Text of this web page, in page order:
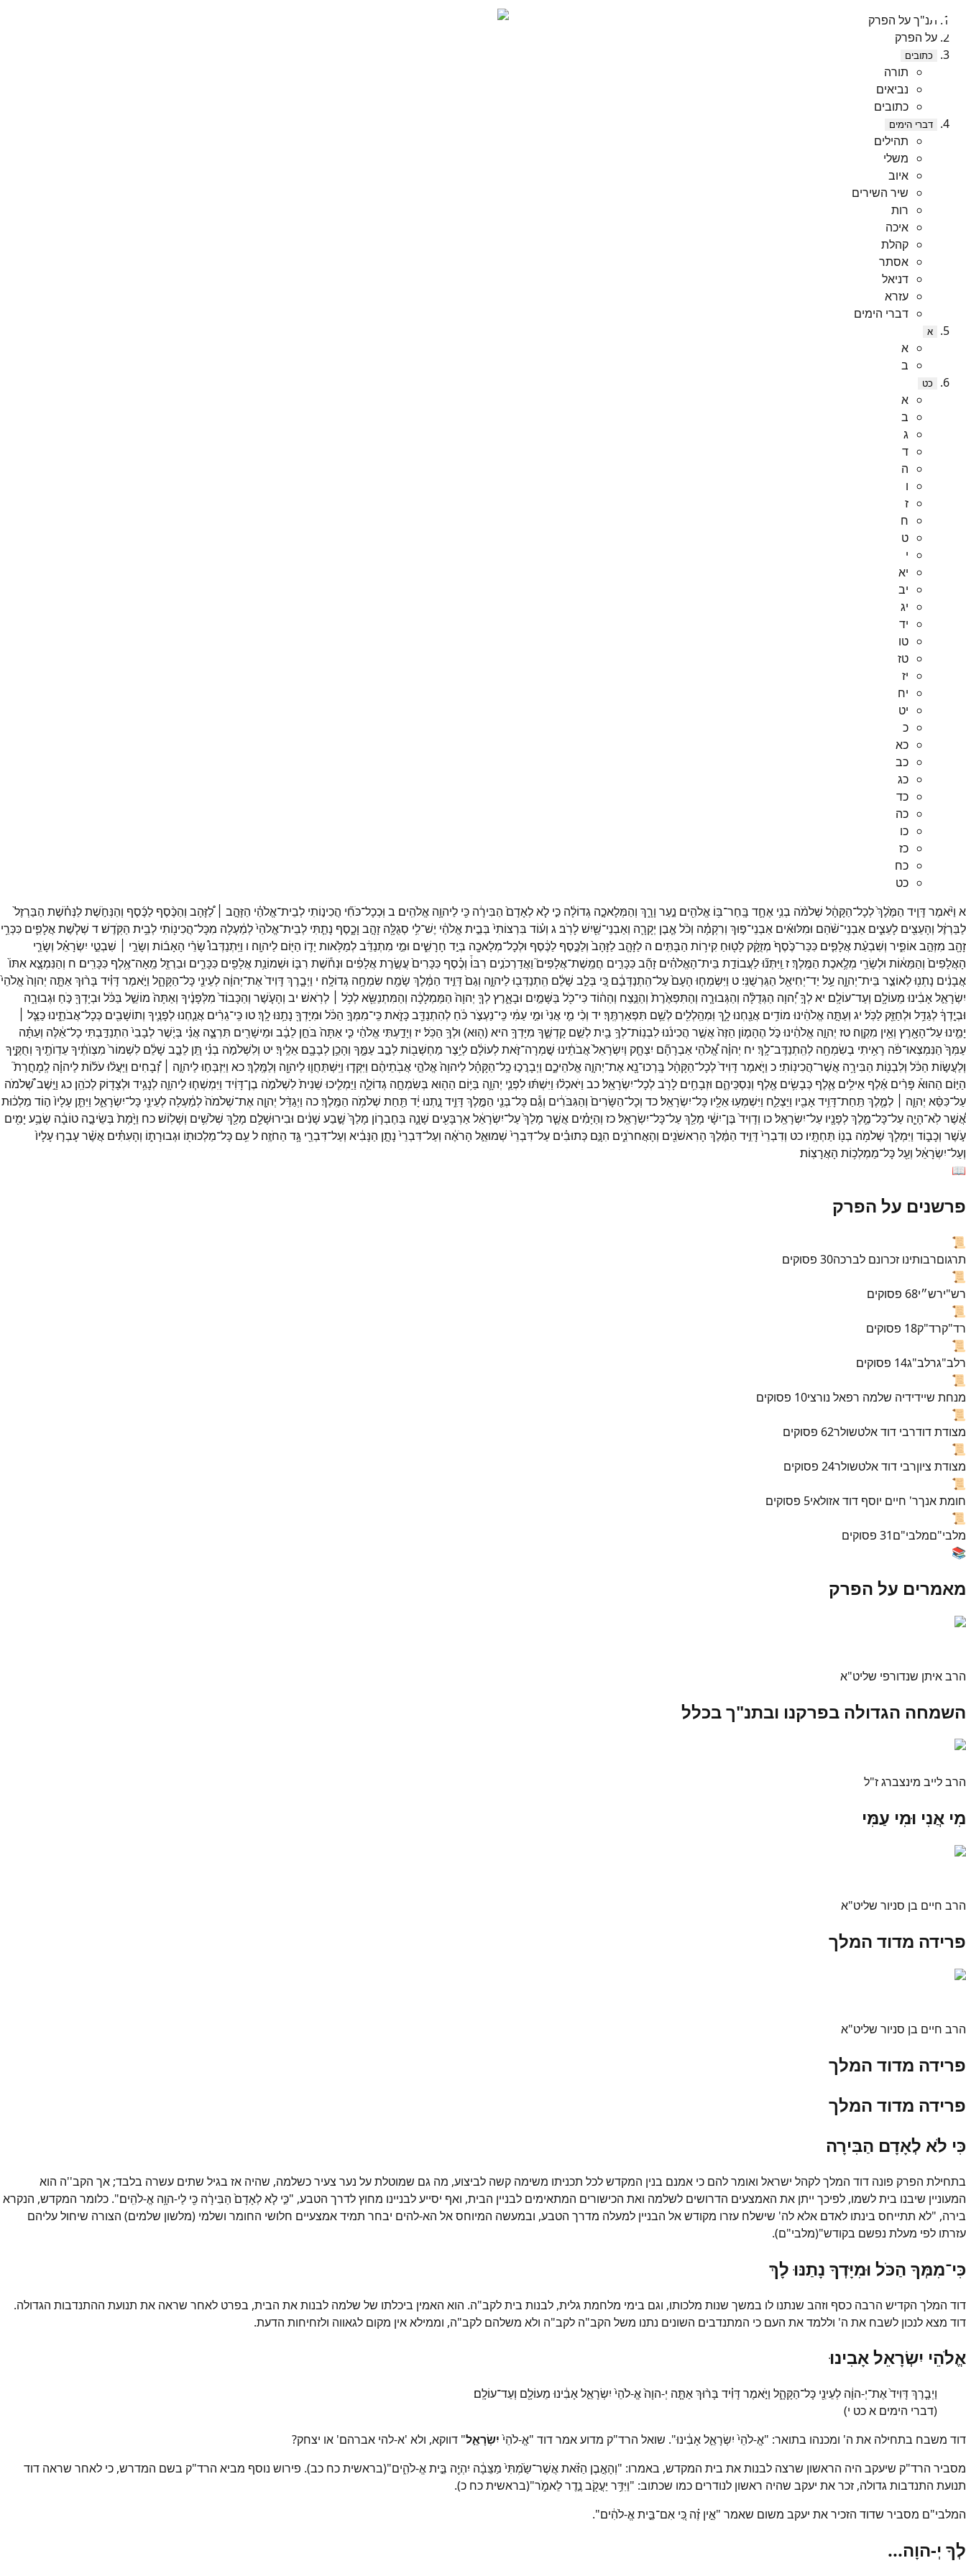
תנ"ך על הפרק
על הפרק
כתובים
תורה
נביאים
כתובים
דברי הימים
תהילים
משלי
איוב
שיר השירים
רות
איכה
קהלת
אסתר
דניאל
עזרא
דברי הימים
א
א
ב
כט
א
ב
ג
ד
ה
ו
ז
ח
ט
י
יא
יב
יג
יד
טו
טז
יז
יח
יט
כ
כא
כב
כג
כד
כה
כו
כז
כח
כט
א וַיֹּ֨אמֶרדָּוִ֤יד הַמֶּ֙לֶךְ֙לְכָל־הַקָּהָ֔ל שְׁלֹמֹ֨ה בְנִ֥י אֶחָ֛ד בָּֽחַר־בּ֥וֹ אֱלֹהִ֖ים נַ֣עַר וָרָ֑ךְ וְהַמְּלָאכָ֣ה גְדוֹלָ֔ה כִּ֣י לֹ֤אלְאָדָם֙ הַבִּירָ֔ה כִּ֖י לַיהוָ֥ה אֱלֹהִֽים׃ ב וּֽכְכָל־כֹּחִ֞י הֲכִינ֣וֹתִי לְבֵית־אֱלֹהַ֗י הַזָּהָ֣ב ׀ לַ֠זָּהָב וְהַכֶּ֨סֶף לַכֶּ֜סֶף וְהַנְּחֹ֣שֶׁתלַנְּחֹ֗שֶׁת הַבַּרְזֶל֙
לַבַּרְזֶ֔ל וְהָעֵצִ֖ים לָעֵצִ֑ים אַבְנֵי־שֹׁ֨הַם וּמִלּוּאִ֜ים אַבְנֵי־פ֣וּךְ וְרִקְמָ֗ה וְכֹ֨לאֶ֧בֶן יְקָרָ֛ה וְאַבְנֵי־שַׁ֖יִשׁלָרֹֽב׃ג וְע֗וֹד בִּרְצוֹתִי֙ בְּבֵ֣יתאֱלֹהַ֔י יֶשׁ־לִ֥י סְגֻלָּ֖ה זָהָ֣ב וָכָ֑סֶף נָתַ֤תִּי לְבֵית־אֱלֹהַי֙לְמַ֔עְלָה מִכָּל־הֲכִינ֖וֹתִי לְבֵ֥ית הַקֹּֽדֶשׁ׃ד שְׁלֹ֧שֶׁתאֲלָפִ֛ים כִּכְּרֵ֥י
זָהָ֖ב מִזְּהַ֣באוֹפִ֑יר וְשִׁבְעַ֨תאֲלָפִ֤ים כִּכַּר־כֶּ֙סֶף֙ מְזֻקָּ֔ק לָט֖וּחַ קִיר֥וֹת הַבָּתִּֽים׃ ה לַזָּהָ֤בלַזָּהָב֙ וְלַכֶּ֣סֶף לַכֶּ֔סֶף וּלְכָל־מְלָאכָ֖ה בְּיַ֣ד חָרָשִׁ֑ים וּמִ֣י מִתְנַדֵּ֔בלְמַלֹּ֥אות יָד֛וֹ הַיּ֖וֹם לַיהוָֽה׃ ו וַיִּֽתְנַדְּבוּ֩ שָׂרֵ֨י הָאָב֜וֹת וְשָׂרֵ֣י ׀ שִׁבְטֵ֣י יִשְׂרָאֵ֗ל וְשָׂרֵ֤י
הָאֲלָפִים֙ וְהַמֵּא֔וֹת וּלְשָׂרֵ֖י מְלֶ֥אכֶת הַמֶּֽלֶךְ׃ז וַֽיִּתְּנ֞וּלַעֲבוֹדַ֣ת בֵּית־הָאֱלֹהִ֗ים זָהָ֞בכִּכָּרִ֣ים חֲמֵֽשֶׁת־אֲלָפִים֮ וַאֲדַרְכֹנִ֣ים רִבּוֹ֒ וְכֶ֗סֶף כִּכָּרִים֙עֲשֶׂ֣רֶתאֲלָפִ֔ים וּנְחֹ֕שֶׁת רִבּ֛וֹ וּשְׁמוֹנַ֥תאֲלָפִ֖ים כִּכָּרִ֑ים וּבַרְזֶ֖ל מֵֽאָה־אֶ֥לֶף כִּכָּרִֽים׃ ח וְהַנִּמְצָ֤אאִתּוֹ֙
אֲבָנִ֔ים נָתְנ֖וּלְאוֹצַ֣ר בֵּית־יְהוָ֑ה עַ֥ל יַד־יְחִיאֵ֖ל הַגֵּרְשֻׁנִּֽי׃ ט וַיִּשְׂמְח֤וּ הָעָם֙עַל־הִֽתְנַדְּבָ֔ם כִּ֚י בְּלֵ֣ב שָׁלֵ֔ם הִֽתְנַדְּב֖וּלַיהוָ֑ה וְגַם֙דָּוִ֣יד הַמֶּ֔לֶךְ שָׂמַ֖ח שִׂמְחָ֥ה גְדוֹלָֽה׃ י וַיְבָ֤רֶךְדָּוִיד֙אֶת־יְהוָ֔ה לְעֵינֵ֖י כָּל־הַקָּהָ֑ל וַיֹּ֣אמֶרדָּוִ֗יד בָּר֨וּךְאַתָּ֤ה יְהוָה֙אֱלֹהֵי֙
יִשְׂרָאֵ֣לאָבִ֔ינוּ מֵעוֹלָ֖ם וְעַד־עוֹלָֽם׃ יאלְךָ֣יְ֠הוָה הַגְּדֻלָּ֨ה וְהַגְּבוּרָ֤ה וְהַתִּפְאֶ֙רֶת֙ וְהַנֵּ֣צַח וְהַה֔וֹדכִּי־כֹ֖ל בַּשָּׁמַ֣יִם וּבָאָ֑רֶץלְךָ֤ יְהוָה֙ הַמַּמְלָכָ֔ה וְהַמִּתְנַשֵּׂ֖אלְכֹ֥ל ׀ לְרֹֽאשׁ׃ יב וְהָעֹ֤שֶׁר וְהַכָּבוֹד֙ מִלְּפָנֶ֔יךָ וְאַתָּה֙ מוֹשֵׁ֣ל בַּכֹּ֔ל וּבְיָדְךָ֖כֹּ֣חַ וּגְבוּרָ֑ה
וּבְיָ֣דְךָ֔לְגַדֵּ֥ל וּלְחַזֵּ֖ק לַכֹּֽל׃ יג וְעַתָּ֣ה אֱלֹהֵ֔ינוּ מוֹדִ֥ים אֲנַ֖חְנוּלָ֑ךְ וּֽמְהַֽלְלִ֖ים לְשֵׁ֥ם תִּפְאַרְתֶּֽךָ׃ יד וְכִ֨י מִ֤י אֲנִי֙ וּמִ֣י עַמִּ֔י כִּֽי־נַעְצֹ֣רכֹּ֔חַ לְהִתְנַדֵּ֖בכָּזֹ֑אתכִּֽי־מִמְּךָ֣ הַכֹּ֔ל וּמִיָּדְךָ֖ נָתַ֥נּוּלָֽךְ׃טו כִּֽי־גֵרִ֨ים אֲנַ֧חְנוּלְפָנֶ֛יךָ וְתוֹשָׁבִ֖ים כְּכָל־אֲבֹתֵ֑ינוּכַּצֵּ֧ל ׀
יָמֵ֛ינוּעַל־הָאָ֖רֶץ וְאֵ֥ין מִקְוֶֽה׃ טז יְהוָ֣ה אֱלֹהֵ֔ינוּכֹּ֣ל הֶהָמ֤וֹן הַזֶּה֙אֲשֶׁ֣ר הֲכִינֹ֔נוּלִבְנֽוֹת־לְךָ֥ בַ֖יִתלְשֵׁ֣ם קָדְשֶׁ֑ךָ מִיָּדְךָ֥ היא(ה֖וּא) וּלְךָ֥ הַכֹּֽל׃ יז וְיָדַ֣עְתִּי אֱלֹהַ֔י כִּ֤י אַתָּה֙ בֹּחֵ֣ן לֵבָ֔ב וּמֵישָׁרִ֖ים תִּרְצֶ֑ה אֲנִ֗י בְּיֹ֤שֶׁרלְבָבִי֙ הִתְנַדַּ֣בְתִּי כָל־אֵ֔לֶּה וְעַתָּ֗ה
עַמְּךָ֙ הַנִּמְצְאוּ־פֹ֔ה רָאִ֥יתִי בְשִׂמְחָ֖ה לְהִֽתְנַדֶּב־לָֽךְ׃ יח יְהוָ֗ה אֱ֠לֹהֵי אַבְרָהָ֞ם יִצְחָ֤ק וְיִשְׂרָאֵל֙אֲבֹתֵ֔ינוּ שֳׁמְרָה־זֹּ֣אתלְעוֹלָ֔ם לְיֵ֥צֶר מַחְשְׁב֖וֹתלְבַ֣בעַמֶּ֑ךָ וְהָכֵ֥ן לְבָבָ֖ם אֵלֶֽיךָ׃ יט וְלִשְׁלֹמֹ֣ה בְנִ֗י תֵּ֚ן לֵבָ֣ב שָׁלֵ֔ם לִשְׁמוֹר֙ מִצְוֺתֶ֔יךָעֵדְוֺתֶ֖יךָ וְחֻקֶּ֑יךָ
וְלַעֲשׂ֣וֹת הַכֹּ֔ל וְלִבְנ֖וֹת הַבִּירָ֥ה אֲשֶׁר־הֲכִינֽוֹתִי׃ כ וַיֹּ֤אמֶרדָּוִיד֙לְכָל־הַקָּהָ֔ל בָּֽרְכוּ־נָ֖אאֶת־יְהוָ֣ה אֱלֹהֵיכֶ֑ם וַיְבָרֲכ֣וּכָֽל־הַקָּהָ֗ללַיהוָה֙אֱלֹהֵ֣י אֲבֹֽתֵיהֶ֔ם וַיִּקְּד֧וּ וַיִּֽשְׁתַּחֲו֛וּלַיהוָ֖ה וְלַמֶּֽלֶךְ׃כא וַיִּזְבְּח֣וּלַיהוָ֣ה ׀ זְ֠בָחִים וַיַּעֲל֨וּעֹל֜וֹתלַיהוָ֗ה לְֽמָחֳרַת֮
הַיּ֣וֹם הַהוּא֒ פָּרִ֨ים אֶ֜לֶף אֵילִ֥ים אֶ֛לֶף כְּבָשִׂ֥ים אֶ֖לֶף וְנִסְכֵּיהֶ֑ם וּזְבָחִ֥ים לָרֹ֖בלְכָל־יִשְׂרָאֵֽל׃כב וַיֹּאכְל֨וּ וַיִּשְׁתּ֜וּלִפְנֵ֧י יְהוָ֛ה בַּיּ֥וֹם הַה֖וּא בְּשִׂמְחָ֣ה גְדוֹלָ֑ה וַיַּמְלִ֤יכוּ שֵׁנִית֙לִשְׁלֹמֹ֣ה בֶן־דָּוִ֔יד וַיִּמְשְׁח֧וּלַיהוָ֛ה לְנָגִ֥יד וּלְצָד֖וֹק לְכֹהֵֽן׃ כג וַיֵּ֣שֶׁבשְׁ֠לֹמֹה
עַל־כִּסֵּ֨א יְהוָ֧ה ׀ לְמֶ֛לֶךְ תַּֽחַת־דָּוִ֥ידאָבִ֖יו וַיַּצְלַ֑ח וַיִּשְׁמְע֥וּאֵלָ֖יו כָּל־יִשְׂרָאֵֽל׃כד וְכָל־הַשָּׂרִים֙ וְהַגִּבֹּרִ֔ים וְגַ֕ם כָּל־בְּנֵ֖י הַמֶּ֣לֶךְדָּוִ֑יד נָ֣תְנוּ יָ֔ד תַּ֖חַת שְׁלֹמֹ֥ה הַמֶּֽלֶךְ׃כה וַיְגַדֵּ֨ל יְהוָ֤ה אֶת־שְׁלֹמֹה֙לְמַ֔עְלָה לְעֵינֵ֖י כָּל־יִשְׂרָאֵ֑ל וַיִּתֵּ֤ן עָלָיו֙ ה֣וֹד מַלְכ֔וּת
אֲ֠שֶׁרלֹֽא־הָיָ֧ה עַל־כָּל־מֶ֛לֶךְלְפָנָ֖יו עַל־יִשְׂרָאֵֽל׃כו וְדָוִיד֙ בֶּן־יִשָׁ֔י מָלַ֖ךְעַל־כָּל־יִשְׂרָאֵֽל׃כז וְהַיָּמִ֗ים אֲשֶׁ֤ר מָלַךְ֙עַל־יִשְׂרָאֵ֔לאַרְבָּעִ֖ים שָׁנָ֑ה בְּחֶבְר֤וֹן מָלַךְ֙ שֶׁ֣בַע שָׁנִ֔ים וּבִירוּשָׁלִַ֥ם מָלַ֖ךְ שְׁלֹשִׁ֥ים וְשָׁלֽוֹשׁ׃כח וַיָּ֙מָת֙ בְּשֵׂיבָ֣ה טוֹבָ֔ה שְׂבַ֥ע יָמִ֖ים
עֹ֣שֶׁר וְכָב֑וֹד וַיִּמְלֹ֛ךְ שְׁלֹמֹ֥ה בְנ֖וֹ תַּחְתָּֽיו׃ כט וְדִבְרֵי֙דָּוִ֣יד הַמֶּ֔לֶךְ הָרִאשֹׁנִ֖ים וְהָאֲחרֹנִ֑ים הִנָּ֣ם כְּתוּבִ֗ים עַל־דִּבְרֵי֙ שְׁמוּאֵ֣ל הָרֹאֶ֔ה וְעַל־דִּבְרֵי֙ נָתָ֣ן הַנָּבִ֔יא וְעַל־דִּבְרֵ֖י גָּ֥ד הַחֹזֶֽה׃ לעִ֥ם כָּל־מַלְכוּת֖וֹ וּגְבוּרָת֑וֹ וְהָעִתִּ֗ים אֲשֶׁ֨רעָבְר֤וּעָלָיו֙
וְעַל־יִשְׂרָאֵ֔ל וְעַ֖לכָּל־מַמְלְכ֥וֹת הָאֲרָצֽוֹת׃
📖
פרשנים על הפרק
📜
תרגוםרבותינו זכרונם לברכה30 פסוקים
📜
רש"ירש״י68 פסוקים
📜
רד"קרד"ק18 פסוקים
📜
רלב"גרלב"ג14 פסוקים
📜
מנחת שיידידיה שלמה רפאל נורצי10 פסוקים
📜
מצודת דודרבי דוד אלטשולר62 פסוקים
📜
מצודת ציוןרבי דוד אלטשולר24 פסוקים
📜
חומת אנךר' חיים יוסף דוד אזולאי5 פסוקים
📜
מלבי"םמלבי"ם31 פסוקים
📚
מאמרים על הפרק
הרב איתן שנדורפי שליט"א
השמחה הגדולה בפרקנו ובתנ"ך בכלל
הרב לייב מינצברג ז"ל
מִי אֲנִי וּמִי עַמִּי
הרב חיים בן סניור שליט"א
פרידה מדוד המלך
הרב חיים בן סניור שליט"א
פרידה מדוד המלך
פרידה מדוד המלך
כִּי לֹא לְאָדָם הַבִּירָה
בתחילת הפרק פונה דוד המלך לקהל ישראל ואומר להם כי אמנם בנין המקדש לכל תכניתו משימה קשה לביצוע, מה גם שמוטלת על נער צעיר כשלמה, שהיה אז בגיל שתים עשרה בלבד; אך הקב''ה הוא
המעוניין שיבנו בית לשמו, לפיכך ייתן את האמצעים הדרושים לשלמה ואת הכישורים המתאימים לבניין הבית, ואף יסייע לבניינו מחוץ לדרך הטבע, "כִּ֣י לֹ֤א לְאָדָם֙ הַבִּירָ֔ה כִּ֖י לַי-הוָ֥ה אֱ-לֹהִֽים׃". כלומר המקדש, הנקרא
בירה, "לא תתייחס בינתו לאדם אלא לה' שישלח עזרו מקודש אל הבניין למעלה מדרך הטבע, ובמעשה המיוחס אל הא-להים יבחר תמיד אמצעיים חלושי החומר ושלמי (מלשון שלמים) הצורה שיחול עליהם
עזרתו לפי מעלת נפשם בקודש"(מלבי"ם).
כִּי־מִמְּךָ הַכֹּל וּמִיָּדְךָ נָתַנּוּ לָךְ
דוד המלך הקדיש הרבה כסף וזהב שנתנו לו במשך שנות מלכותו, וגם בימי מלחמת גלית, לבנות בית לקב"ה. הוא האמין ביכלתו של שלמה לבנות את הבית, בפרט לאחר שראה את תנועת ההתנדבות הגדולה.
דוד מצא לנכון לשבח את ה' וללמד את העם כי המתנדבים השונים נתנו משל הקב"ה לקב"ה ולא משלהם לקב"ה, וממילא אין מקום לגאווה ולזחיחות הדעת.
אֱלֹהֵי יִשְׂרָאֵל אָבִינוּ
וַיְבָ֤רֶךְ דָּוִיד֙ אֶת־יְ-הוָ֔ה לְעֵינֵ֖י כָּל־הַקָּהָ֑ל וַיֹּ֣אמֶר דָּוִ֗יד בָּר֨וּךְ אַתָּ֤ה יְ-הוָה֙ אֱ-לֹהֵי֙ יִשְׂרָאֵ֣ל אָבִ֔ינוּ מֵעוֹלָ֖ם וְעַד־עוֹלָֽם׃
(דברי הימים א כט י)
דוד משבח בתחילה את ה' ומכנהו בתואר: "אֱ-לֹהֵי֙ יִשְׂרָאֵ֣ל אָבִ֔ינוּ". שואל הרד"ק מדוע אמר דוד "אֱ-לֹהֵי֙יִשְׂרָאֵ֣ל" דווקא, ולא 'א-להי אברהם' או יצחק?
מסביר הרד"ק שיעקב היה הראשון שרצה לבנות את בית המקדש, באמרו: "וְהָאֶ֣בֶן הַזֹּ֗את אֲשֶׁר־שַׂ֙מְתִּי֙ מַצֵּבָ֔ה יִהְיֶ֖ה בֵּ֣ית אֱ-לֹהִ֑ים"(בראשית כח כב). פירוש נוסף מביא הרד"ק בשם המדרש, כי לאחר שראה דוד
תנועת התנדבות גדולה, זכר את יעקב שהיה ראשון לנודרים כמו שכתוב: "וַיִּדַּ֥ר יַעֲקֹ֖ב נֶ֣דֶר לֵאמֹ֑ר"(בראשית כח כ).
המלבי"ם מסביר שדוד הזכיר את יעקב משום שאמר "אֵ֣ין זֶ֗ה כִּ֚י אִם־בֵּ֣ית אֱ-לֹהִ֔ים".
לְךָ יְ-הוָה...